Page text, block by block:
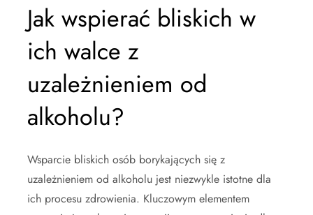
Jak wspierać bliskich w
ich walce z
uzależnieniem od
alkoholu?
Wsparcie bliskich osób borykających się z
uzależnieniem od alkoholu jest niezwykle istotne dla
ich procesu zdrowienia. Kluczowym elementem